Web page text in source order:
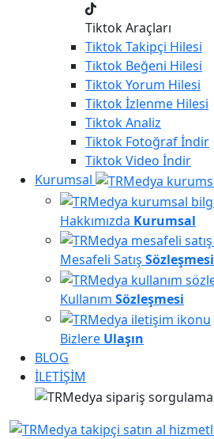
Tiktok Araçları
TiktokTakipçi Hilesi
Tiktok Beğeni Hilesi
TiktokYorum Hilesi
Tiktokİzlenme Hilesi
TiktokAnaliz
Tiktok Fotoğraf İndir
TiktokVideo İndir
Kurumsal
Hakkımızda Kurumsal
Mesafeli Satış Sözleşmesi
Kullanım Sözleşmesi
Bizlere Ulaşın
BLOG
İLETİŞİM